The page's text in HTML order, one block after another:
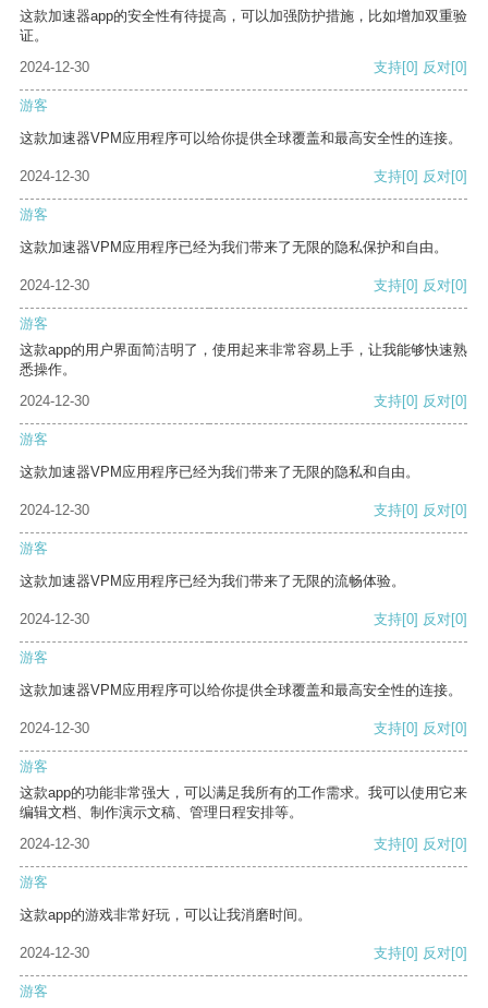
这款加速器app的安全性有待提高，可以加强防护措施，比如增加双重验
证。
2024-12-30
支持[0] 反对[0]
游客
这款加速器VPM应用程序可以给你提供全球覆盖和最高安全性的连接。
2024-12-30 支持[0] 反对[0]
游客
这款加速器VPM应用程序已经为我们带来了无限的隐私保护和自由。
2024-12-30 支持[0] 反对[0]
游客
这款app的用户界面简洁明了，使用起来非常容易上手，让我能够快速熟
悉操作。
2024-12-30
支持[0] 反对[0]
游客
这款加速器VPM应用程序已经为我们带来了无限的隐私和自由。
2024-12-30 支持[0] 反对[0]
游客
这款加速器VPM应用程序已经为我们带来了无限的流畅体验。
2024-12-30 支持[0] 反对[0]
游客
这款加速器VPM应用程序可以给你提供全球覆盖和最高安全性的连接。
2024-12-30 支持[0] 反对[0]
游客
这款app的功能非常强大，可以满足我所有的工作需求。我可以使用它来
编辑文档、制作演示文稿、管理日程安排等。
2024-12-30
支持[0] 反对[0]
游客
这款app的游戏非常好玩，可以让我消磨时间。
2024-12-30 支持[0] 反对[0]
游客